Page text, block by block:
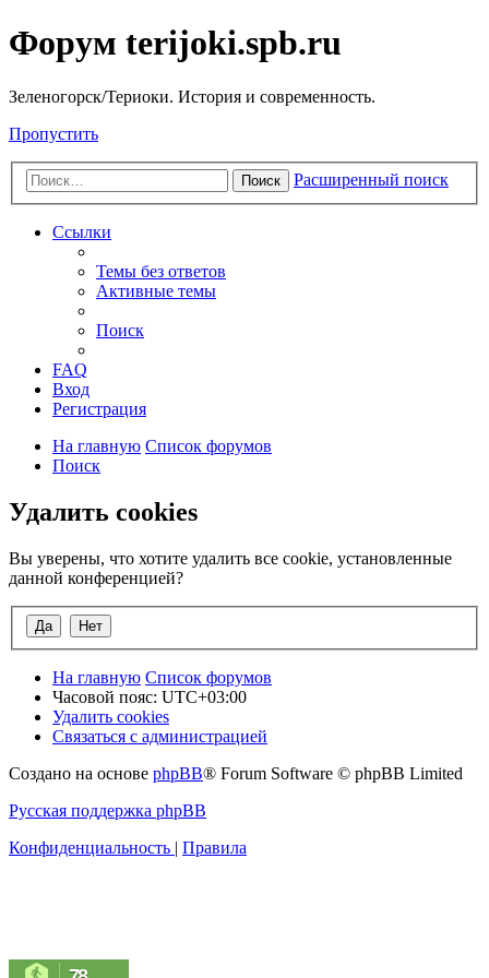
Форум terijoki.spb.ru
Зеленогорск/Териоки. История и современность.
Пропустить
Поиск Расширенный поиск
Ссылки
Темы без ответов
Активные темы
Поиск
FAQ
Вход
Регистрация
На главную Список форумов
Поиск
Удалить cookies
Вы уверены, что хотите удалить все cookie, установленные
данной конференцией?
На главную Список форумов
Часовой пояс: UTC+03:00
Удалить cookies
Связаться с администрацией
Создано на основе phpBB® Forum Software © phpBB Limited
Русская поддержка phpBB
Конфиденциальность | Правила